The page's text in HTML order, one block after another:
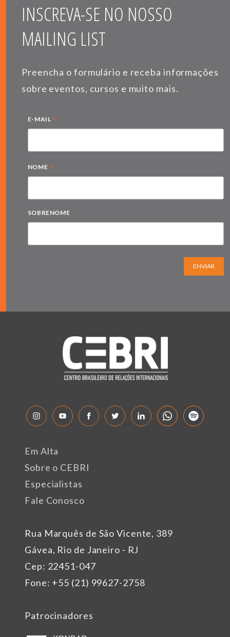
INSCREVA-SE NO NOSSO
MAILING LIST
Preencha o formulário e receba informações
sobre eventos, cursos e muito mais.
E-MAIL *
NOME *
SOBRENOME
ENVIAR
Rua Marquês de São Vicente, 389
Gávea, Rio de Janeiro - RJ
Cep: 22451-047
Fone: +55 (21) 99627-2758
Em Alta
Sobre o CEBRI
Especialistas
Fale Conosco
Patrocinadores